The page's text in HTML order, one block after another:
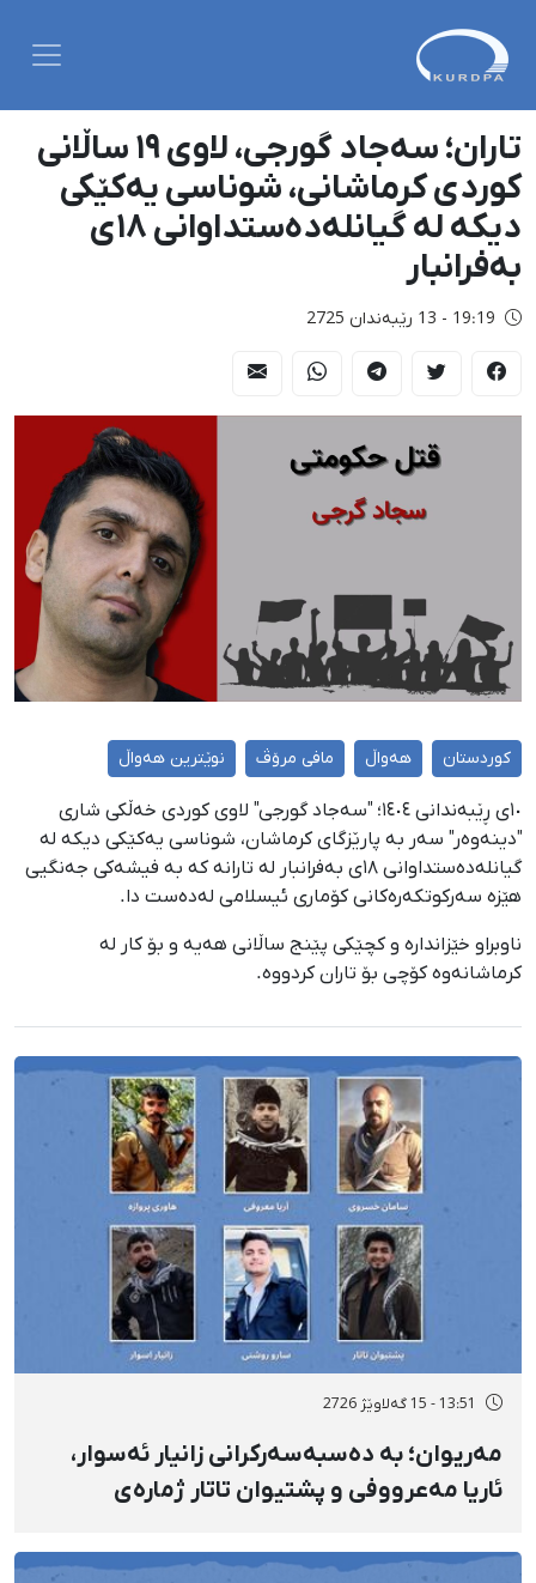
تاران؛ سەجاد گورجی، لاوی ١٩ ساڵانی
کوردی کرماشانی، شوناسی یەکێکی
دیکە لە گیانلەدەستداوانی ١٨ی
بەفرانبار
19:19 - 13 رێبەندان 2725
کوردستان هەواڵ مافی مرۆڤ نوێترین هەواڵ
١٠ی ڕێبەندانی ١٤٠٤؛ "سەجاد گورجی" لاوی کوردی خەڵکی شاری
"دینەوەر" سەر بە پارێزگای کرماشان، شوناسی یەکێکی دیکە لە
گیانلەدەستداوانی ١٨ی بەفرانبار لە تارانە کە بە فیشەکی جەنگیی
هێزە سەرکوتکەرەکانی کۆماری ئیسلامی لەدەست دا.
ناوبراو خێزاندارە و کچێکی پێنج ساڵانی هەیە و بۆ کار لە
کرماشانەوە کۆچی بۆ تاران کردووە.
13:51 - 15 گەلاوێژ 2726
مەریوان؛ بە دەسبەسەرکرانی زانیار ئەسوار،
ئاریا مەعرووفی و پشتیوان تاتار ژمارەی
بۆ شەش کەس زیادی کرد